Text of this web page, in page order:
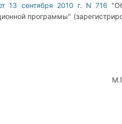
13 сентября 2010 г. N 716
программы"